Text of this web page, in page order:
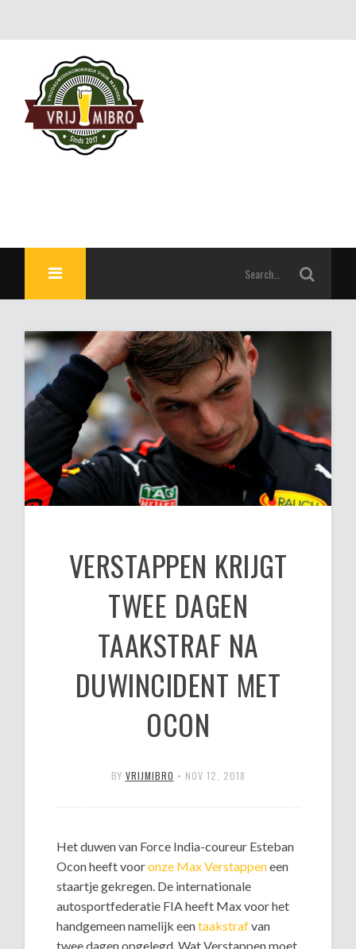
VERSTAPPEN KRIJGT
TWEE DAGEN
TAAKSTRAF NA
DUWINCIDENT MET
OCON
BY VRIJMIBRO • NOV 12, 2018
Het duwen van Force India-coureur Esteban
Ocon heeft vooronze Max Verstappeneen
staartje gekregen. De internationale
autosportfederatie FIA heeft Max voor het
handgemeen namelijk eentaakstrafvan
twee dagen opgelegd. Wat Verstappen moet